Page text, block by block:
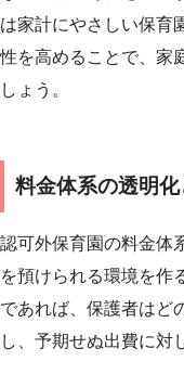
は家計にやさしい保育
性を高めることで、家
しょう。
料金体系の透明
認可外保育園の料金体
を預けられる環境を作
であれば、保護者はど
し、予期せぬ出費に対